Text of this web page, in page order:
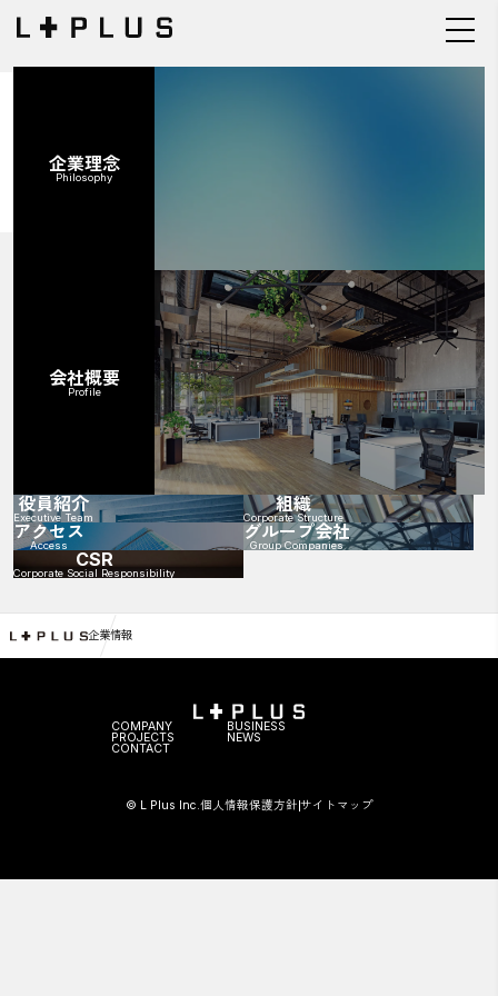
Company
企業理念
Philosophy
会社概要
Profile
役員紹介
Executive Team
組織
Corporate Structure
アクセス
Access
グループ会社
Group Companies
CSR
Corporate Social Responsibility
企業情報
COMPANY BUSINESS
PROJECTS NEWS
CONTACT
© L Plus Inc.個人情報保護方針サイトマップ